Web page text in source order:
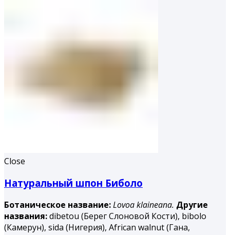
Close
Натуральный шпон Биболо
Ботаническое название:Lovoa klaineana. Другие
названия:dibetou (Берег Слоновой Кости), bibolo
(Камерун), sida (Нигерия), African walnut (Гана,